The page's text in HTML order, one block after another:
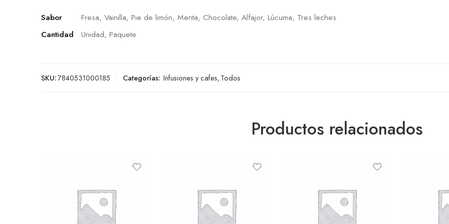
Sabor
Fresa, Vainilla, Pie de limón, Menta, Chocolate, Alfajor, Lúcuma, Tres leches
Cantidad
Unidad, Paquete
SKU:7840531000185 Categorías: Infusiones y cafes,Todos
Productos relacionados